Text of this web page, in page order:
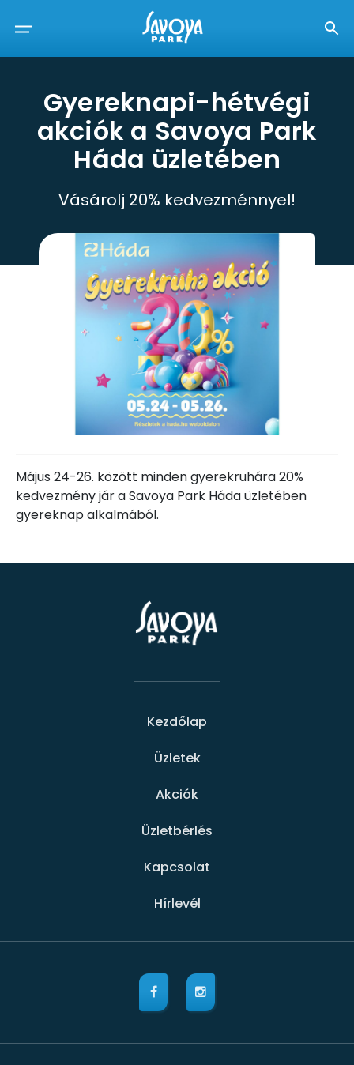
Gyereknapi-hétvégi
akciók a Savoya Park
Háda üzletében
Vásárolj 20% kedvezménnyel!
Május 24-26. között minden gyerekruhára 20%
kedvezmény jár a Savoya Park Háda üzletében
gyereknap alkalmából.
Kezdőlap
Üzletek
Akciók
Üzletbérlés
Kapcsolat
Hírlevél